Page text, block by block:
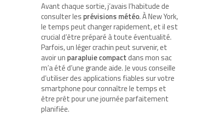
Avant chaque sortie, j’avais l’habitude de
consulter les prévisions météo. À New York,
le temps peut changer rapidement, et il est
crucial d’être préparé à toute éventualité.
Parfois, un léger crachin peut survenir, et
avoir un parapluie compactdans mon sac
m’a été d’une grande aide. Je vous conseille
d’utiliser des applications fiables sur votre
smartphone pour connaître le temps et
être prêt pour une journée parfaitement
planifiée.